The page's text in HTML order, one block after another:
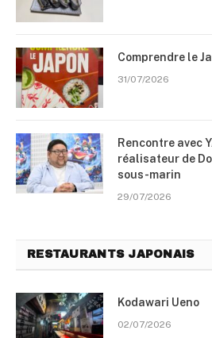
Comprendre le
31/07/2026
Rencontre avec
réalisateur de
sous-marin
29/07/2026
RESTAURANTS JAPONAIS
Kodawari Ueno
02/07/2026